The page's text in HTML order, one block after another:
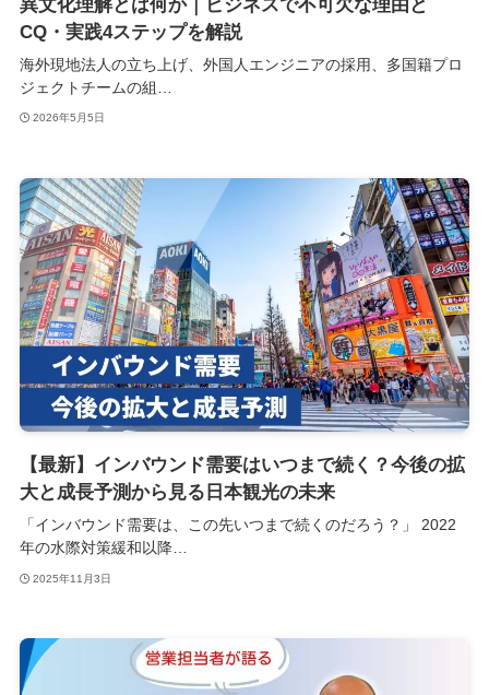
異文化理解とは何か｜ビジネスで不可欠な理由と
CQ・実践4ステップを解説
海外現地法人の立ち上げ、外国人エンジニアの採用、多国籍プロ
ジェクトチームの組…
2026年5月5日
【最新】インバウンド需要はいつまで続く？今後の拡
大と成長予測から見る日本観光の未来
「インバウンド需要は、この先いつまで続くのだろう？」 2022
年の水際対策緩和以降…
2025年11月3日